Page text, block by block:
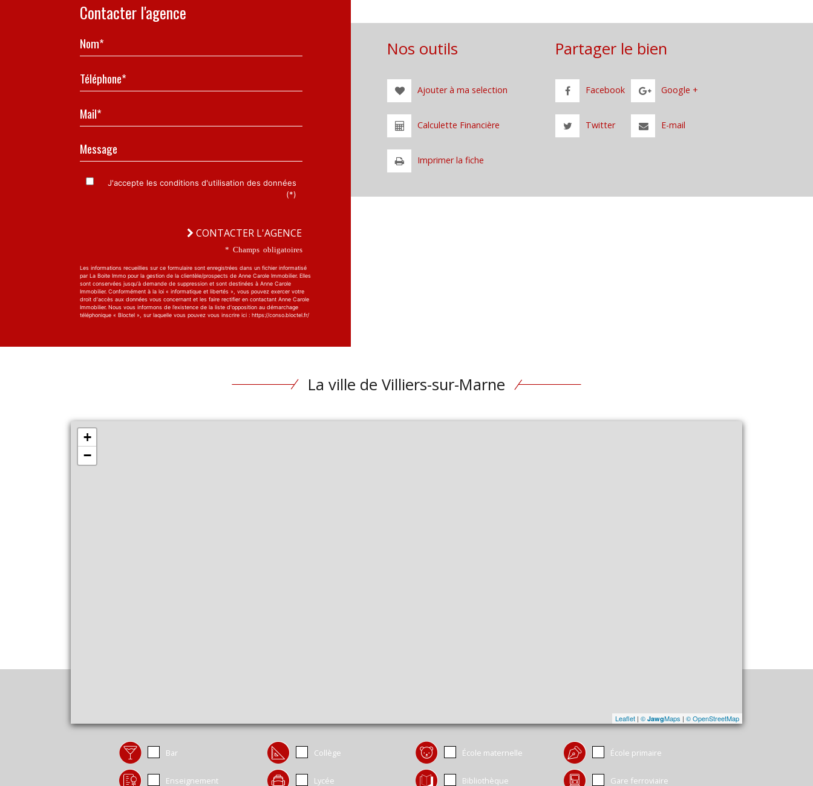
Contacter l'agence
Nom*
Téléphone*
Mail*
Message
J'accepte les conditions d'utilisation des données
(*)
CONTACTER L'AGENCE
* Champs obligatoires
Les informations recueillies sur ce formulaire sont enregistrées dans un fichier informatisé
par La Boite Immo pour la gestion de la clientèle/prospects de Anne Carole Immobilier. Elles
sont conservées jusqu'à demande de suppression et sont destinées à Anne Carole
Immobilier. Conformément à la loi « informatique et libertés », vous pouvez exercer votre
droit d'accès aux données vous concernant et les faire rectifier en contactant Anne Carole
Immobilier. Nous vous informons de l’existence de la liste d'opposition au démarchage
téléphonique « Bloctel », sur laquelle vous pouvez vous inscrire ici : https://conso.bloctel.fr/
Nos outils
Ajouter à ma selection
Calculette Financière
Imprimer la fiche
Partager le bien
Facebook Google +
Twitter E-mail
La ville de Villiers-sur-Marne
+
−
Leaflet | © JawgMaps | © OpenStreetMap
Bar Collège École maternelle École primaire
Enseignement Lycée Bibliothèque Gare ferroviaire